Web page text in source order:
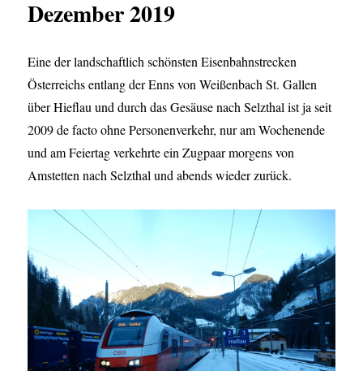
Dezember 2019
Eine der landschaftlich schönsten Eisenbahnstrecken
Österreichs entlang der Enns von Weißenbach St. Gallen
über Hieflau und durch das Gesäuse nach Selzthal ist ja seit
2009 de facto ohne Personenverkehr, nur am Wochenende
und am Feiertag verkehrte ein Zugpaar morgens von
Amstetten nach Selzthal und abends wieder zurück.